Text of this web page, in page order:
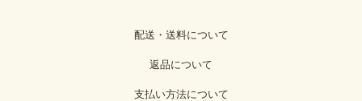
配送・送料について
返品について
支払い方法について